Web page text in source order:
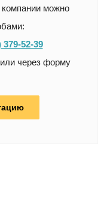
можно
379-52-39
через форму